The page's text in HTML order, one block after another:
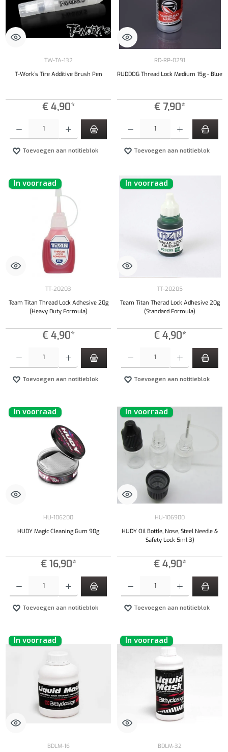
TW-TA-132
T-Work´s Tire Additive Brush Pen
€ 4,90*
Toevoegen aan notitieblok
RD-RP-0291
RUDDOG Thread Lock Medium 15g - Blue
€ 7,90*
Toevoegen aan notitieblok
In voorraad
TT-20203
Team Titan Thread Lock Adhesive 20g
(Heavy Duty Formula)
€ 4,90*
Toevoegen aan notitieblok
In voorraad
TT-20205
Team Titan Therad Lock Adhesive 20g
(Standard Formula)
€ 4,90*
Toevoegen aan notitieblok
In voorraad
HU-106200
HUDY Magic Cleaning Gum 90g
€ 16,90*
Toevoegen aan notitieblok
In voorraad
HU-106900
HUDY Oil Bottle, Nose, Steel Needle &
Safety Lock 5ml 3)
€ 4,90*
Toevoegen aan notitieblok
In voorraad
BDLM-16
In voorraad
BDLM-32